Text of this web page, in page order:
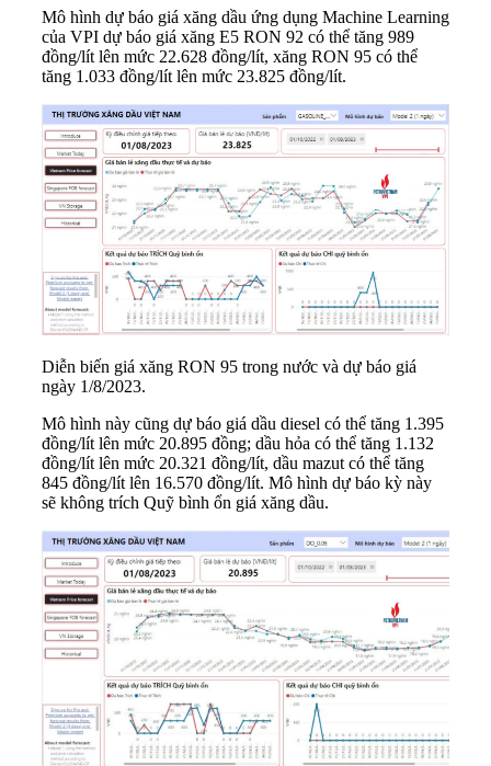
Mô hình dự báo giá xăng dầu ứng dụng Machine Learning
của VPI dự báo giá xăng E5 RON 92 có thể tăng 989
đồng/lít lên mức 22.628 đồng/lít, xăng RON 95 có thể
tăng 1.033 đồng/lít lên mức 23.825 đồng/lít.
Diễn biến giá xăng RON 95 trong nước và dự báo giá
ngày 1/8/2023.
Mô hình này cũng dự báo giá dầu diesel có thể tăng 1.395
đồng/lít lên mức 20.895 đồng; dầu hỏa có thể tăng 1.132
đồng/lít lên mức 20.321 đồng/lít, dầu mazut có thể tăng
845 đồng/lít lên 16.570 đồng/lít. Mô hình dự báo kỳ này
sẽ không trích Quỹ bình ổn giá xăng dầu.